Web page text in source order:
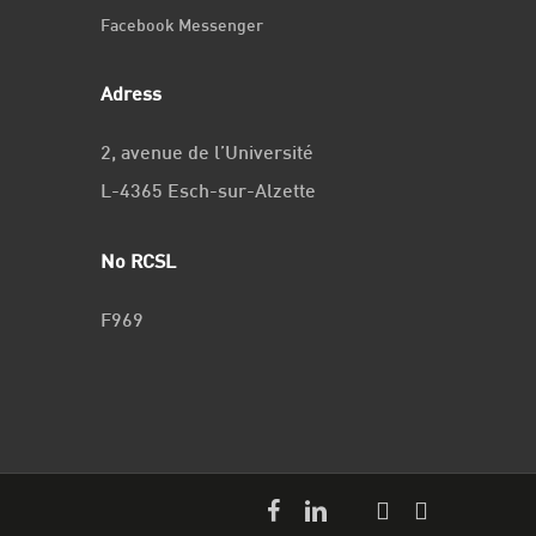
Facebook Messenger
Adress
2, avenue de l’Université
L-4365 Esch-sur-Alzette
No RCSL
F969
facebooklinkedinyoutube
githubinstagram